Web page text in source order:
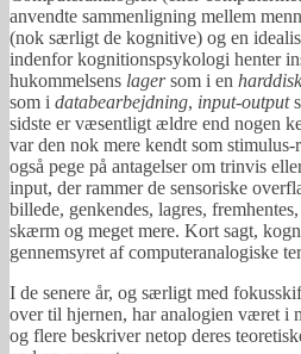
anvendte sammenligning mellem
(nok særligt de kognitive) og en
indenfor kognitionspsykologi henter
hukommelsens lagersom i en harddisk
som i databearbejdning, input-output
sidste er væsentligt ældre end nogen
var den nok mere kendt som
også pege på antagelser om trinvis
input, der rammer de sensoriske
billede, genkendes, lagres,
skærm og meget mere. Kort sagt,
gennemsyret af computeranalogiske
I de senere år, og særligt med
over til hjernen, har analogien været i
og flere beskriver netop deres